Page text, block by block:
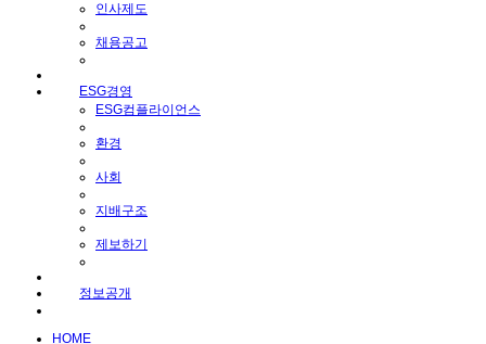
인사제도
채용공고
ESG경영
ESG컴플라이언스
환경
사회
지배구조
제보하기
정보공개
HOME